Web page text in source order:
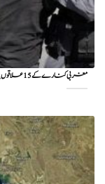
مغربی کنارے کے 15 علاقوں پر اسرائیلی فوج کے حملے